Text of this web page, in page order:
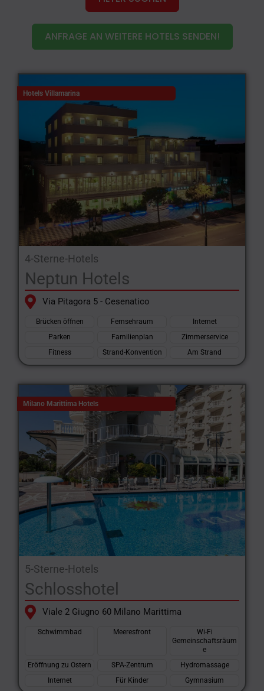
ANFRAGE AN WEITERE HOTELS SENDEN!
Hotels Villamarina
4-Sterne-Hotels
Neptun Hotels
Via Pitagora 5 - Cesenatico
Brücken öffnen Fernsehraum
Internet
Parken
Familienplan
Zimmerservice
Fitness
Strand-Konvention Am Strand
Milano Marittima Hotels
5-Sterne-Hotels
Schlosshotel
Viale 2 Giugno 60 Milano Marittima
Schwimmbad Meeresfront
Wi-Fi
Gemeinschaftsräum
e
Eröffnung zu Ostern
SPA-Zentrum
Hydromassage
Internet
Für Kinder Gymnasium